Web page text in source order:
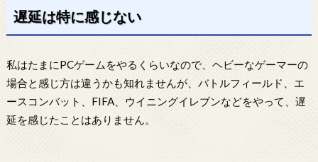
遅延は特に感じない
私はたまにPCゲームをやるくらいなので、ヘビーなゲーマーの
場合と感じ方は違うかも知れませんが、バトルフィールド、エ
ースコンバット、FIFA、ウイニングイレブンなどをやって、遅
延を感じたことはありません。